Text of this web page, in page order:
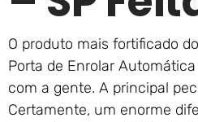
O produto mais fortificado
Porta de Enrolar
com a gente. A principal
Certamente, um enorme